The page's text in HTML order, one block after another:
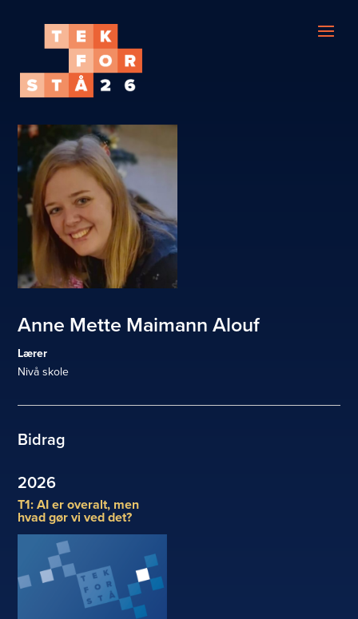
Anne Mette Maimann Alouf
Lærer
Nivå skole
Bidrag
2026
T1: AI er overalt, men
hvad gør vi ved det?